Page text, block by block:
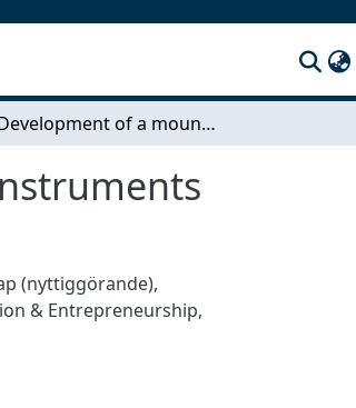
Development of a mounting device for laser instruments
(nyttiggörande),
& Entrepreneurship,